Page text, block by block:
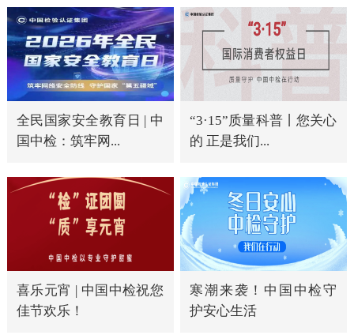
全民国家安全教育日 | 中
国中检：筑牢网...
“3·15”质量科普丨您关心
的 正是我们...
喜乐元宵 | 中国中检祝您
佳节欢乐！
寒潮来袭！中国中检守
护安心生活